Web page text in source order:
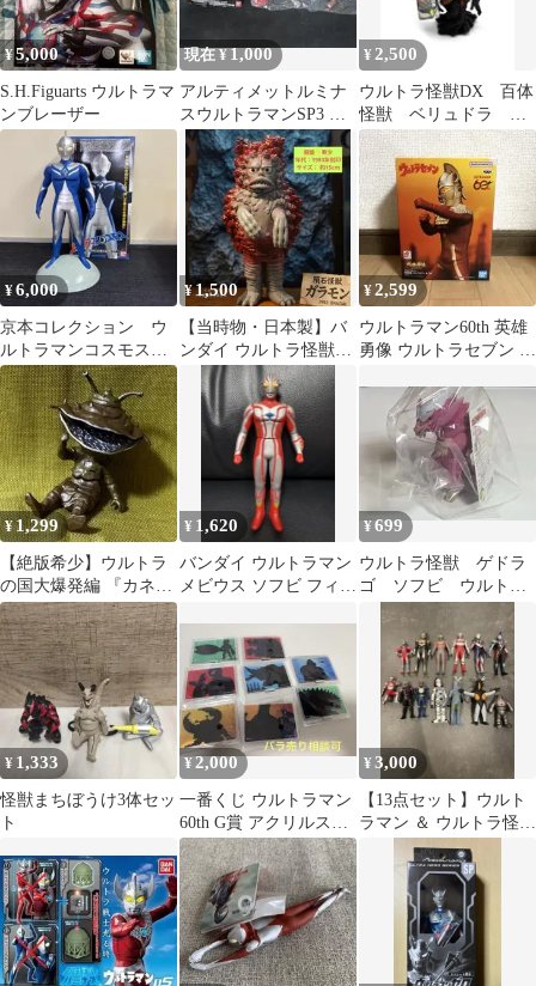
¥5,000
S.H.Figuarts ウルトラマ
ンブレーザー
現在 ¥1,000
アルティメットルミナ
スウルトラマンSP3 ウ
ルトラマンエース
¥ 2,500
ウルトラ怪獣DX 百体
怪獣 ベリュドラ ソ
フビ
¥6,000
京本コレクション ウ
ルトラマンコスモス
ルナモード
¥1,500
​【当時物・日本製】バ
ンダイ ウルトラ怪獣シ
リーズ ガラモン 1983年
製 硬質
¥2,599
ウルトラマン60th 英雄
勇像 ウルトラセブン フ
¥1,299
【絶版希少】ウルトラ
の国大爆発編 『カネゴ
ン1999』バンダイHG
¥ 1,620
バンダイ ウルトラマン
メビウス ソフビ フィギ
¥699
ウルトラ怪獣 ゲドラ
ゴ ソフビ ウルトラ
マンオメガ
¥ 1,333
怪獣まちぼうけ3体セッ
ト
¥2,000
一番くじ ウルトラマン
60th G賞 アクリルスタ
ンド 8個セット
¥3,000
【13点セット】ウルト
ラマン ＆ ウルトラ怪獣
ソフビ まとめ売り